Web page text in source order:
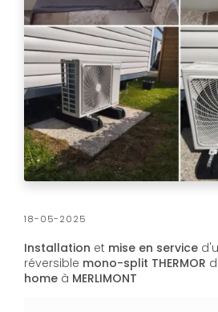
18-05-2025
Installation et mise en service
réversible mono-split THERMOR
home à MERLIMONT